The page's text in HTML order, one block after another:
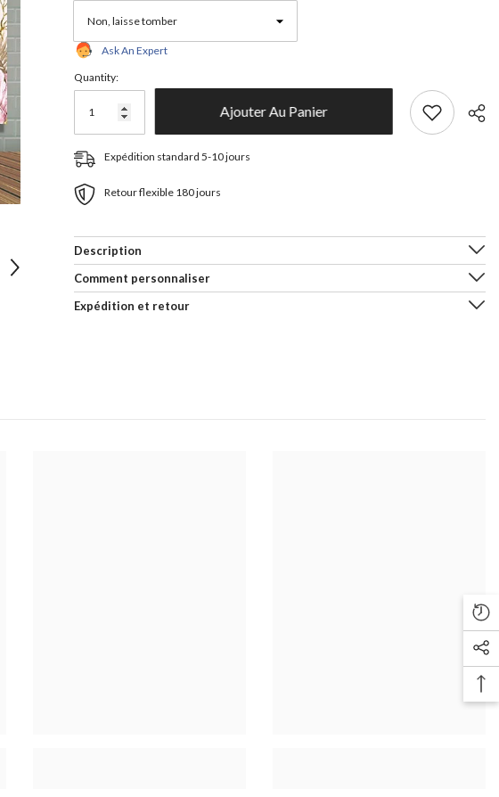
Ask An Expert
Quantity:
Ajouter Au Panier
Expédition standard 5-10 jours
Retour flexible 180 jours
Description
Comment personnaliser
Expédition et retour